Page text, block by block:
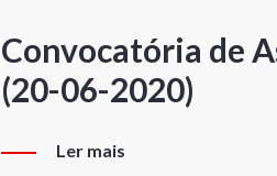
Convocatória de
(20-06-2020)
Ler mais